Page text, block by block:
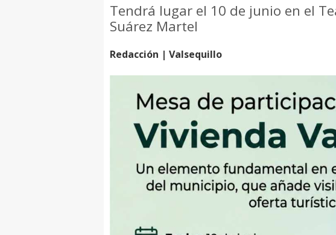
Tendrá lugar el 10 de junio en el
Suárez Martel
Redacción | Valsequillo